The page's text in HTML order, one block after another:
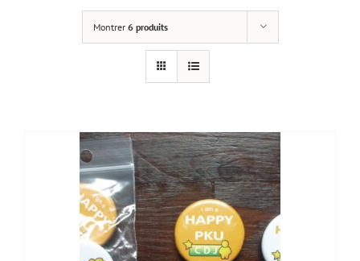
Montrer 6 produits